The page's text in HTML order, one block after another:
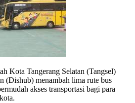
Kota Tangerang Selatan (Tangsel)
(Dishub) menambah lima rute bus
akses transportasi bagi para